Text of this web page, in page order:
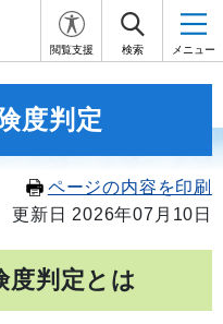
閲覧支援 検索 メニュー
度判定
ページの内容を印刷
更新日 2026年07月10日
度判定とは